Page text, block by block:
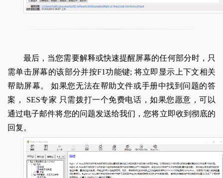
最后，当您需要解释或快速提醒屏幕的任何部分时，只
需单击屏幕的该部分并按F1功能键; 将立即显示上下文相关
帮助屏幕。 如果您无法在帮助文件或手册中找到问题的答
案， SES专家 只需拨打一个免费电话，如果您愿意，可以
通过电子邮件将您的问题发送给我们，您将立即收到彻底的
回复。